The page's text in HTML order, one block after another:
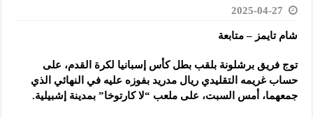
2025-04-27
شام تايمز – متابعة
توج فريق برشلونة بلقب بطل كأس إسبانيا لكرة القدم، على
حساب غريمه التقليدي ريال مدريد بفوزه عليه في النهائي الذي
جمعهما، أمس السبت، على ملعب “لا كارتوخا” بمدينة إشبيلية.